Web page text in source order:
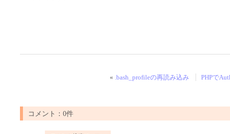
« .bash_profileの再読み込み PHPで
コメント：0件